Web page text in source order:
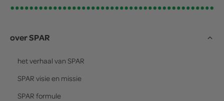
over SPAR
het verhaal van SPAR
SPAR visie en missie
SPAR formule